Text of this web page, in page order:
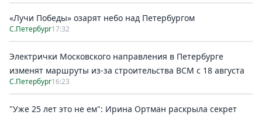
«Лучи Победы» озарят небо над Петербургом
С.Петербург17:32
Электрички Московского направления в Петербурге
изменят маршруты из-за строительства ВСМ с 18 августа
С.Петербург16:23
"Уже 25 лет это не ем": Ирина Ортман раскрыла секрет